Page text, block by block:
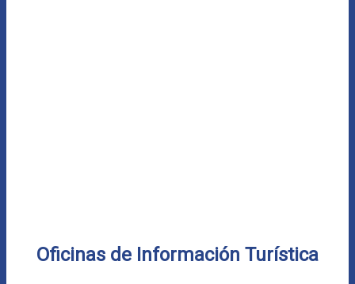
Oficinas de Información Turística